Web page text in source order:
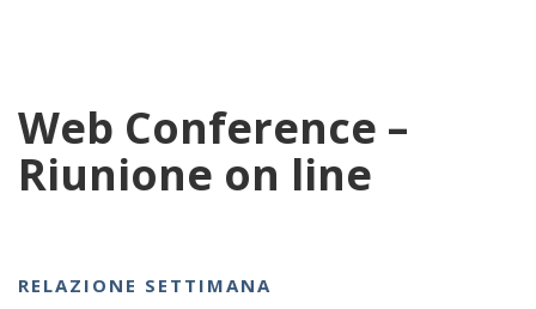
Web Conference –
Riunione on line
RELAZIONE SETTIMANA